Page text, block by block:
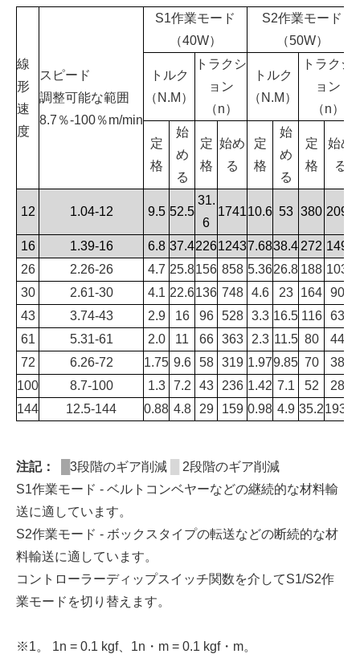
線
形
速
度
スピード
調整可能な範囲
8.7％-100％m/min
S1作業モード
（40W）
S2作業モード
（50W）
トルク
（N.M）
トラクシ
ョン
（n）
トルク
（N.M）
トラクシ
ョン
（n）
定
格
始
め
る
定
格
始め
る
定
格
始
め
る
定
格
始め
る
12 1.04-12 9.5 52.5
31.
6
174110.6 53 380 2090
16 1.39-16 6.8 37.422612437.6838.4 272 1496
26
2.26-26 4.7 25.8156 858 5.3626.8 188 1034
30
2.61-30 4.1 22.6136 748 4.6 23 164 902
43
3.74-43 2.9 16 96 528 3.3 16.5 116
638
61
5.31-61 2.0 11 66 363 2.3 11.5 80
440
72
6.26-72 1.75 9.6 58 319 1.979.85 70
385
100
8.7-100 1.3 7.2 43 236 1.42 7.1 52
286
144
12.5-144 0.88 4.8 29 159 0.98 4.9 35.2193.6
注記： 3段階のギア削減
2段階のギア削減
S1作業モード - ベルトコンベヤーなどの継続的な材料輸
送に適しています。
S2作業モード - ボックスタイプの転送などの断続的な材
料輸送に適しています。
コントローラーディップスイッチ関数を介してS1/S2作
業モードを切り替えます。
※1。 1n = 0.1 kgf、1n・m = 0.1 kgf・m。